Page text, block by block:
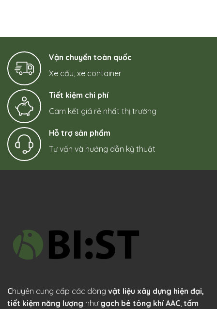
Vận chuyển toàn quốc
Xe cẩu, xe container
Tiết kiệm chi phí
Cam kết giá rẻ nhất thị trường
Hỗ trợ sản phẩm
Tư vấn và hướng dẫn kỹ thuật
Chuyên cung cấp các dòng vật liệu xây dựng hiện đại,
tiết kiệm năng lượng như gạch bê tông khí AAC, tấm